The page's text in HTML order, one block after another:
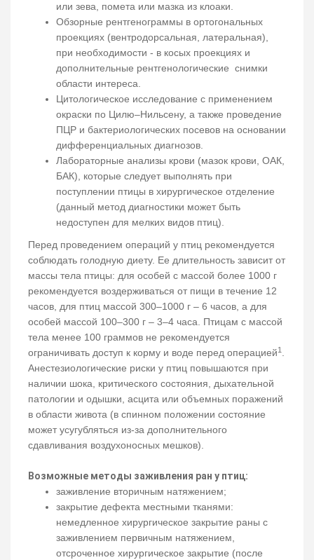
или зева, помета или мазка из клоаки.
Обзорные рентгенограммы в ортогональных
проекциях (вентродорсальная, латеральная),
при необходимости - в косых проекциях и
дополнительные рентгенологические снимки
области интереса.
Цитологическое исследование с применением
окраски по Цилю–Нильсену, а также проведение
ПЦР и бактериологических посевов на основании
дифференциальных диагнозов.
Лабораторные анализы крови (мазок крови, ОАК,
БАК), которые следует выполнять при
поступлении птицы в хирургическое отделение
(данный метод диагностики может быть
недоступен для мелких видов птиц).
Перед проведением операций у птиц рекомендуется
соблюдать голодную диету. Ее длительность зависит от
массы тела птицы: для особей с массой более 1000 г
рекомендуется воздерживаться от пищи в течение 12
часов, для птиц массой 300–1000 г – 6 часов, а для
особей массой 100–300 г – 3–4 часа. Птицам с массой
тела менее 100 граммов не рекомендуется
ограничивать доступ к корму и воде перед операцией1
Анестезиологические риски у птиц повышаются при
наличии шока, критического состояния, дыхательной
патологии и одышки, асцита или объемных поражений
в области живота (в спинном положении состояние
может усугубляться из-за дополнительного
сдавливания воздухоносных мешков).
Возможные методы заживления ран у птиц:
заживление вторичным натяжением;
закрытие дефекта местными тканями:
немедленное хирургическое закрытие раны с
заживлением первичным натяжением,
отсроченное хирургическое закрытие (после